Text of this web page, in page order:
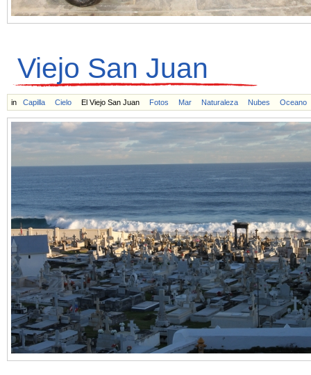
Viejo San Juan
in Capilla Cielo El Viejo San Juan Fotos Mar Naturaleza Nubes Oceano